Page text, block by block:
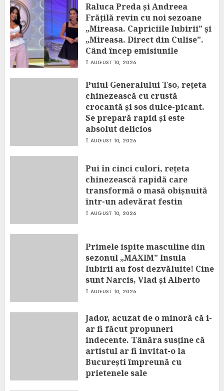
Raluca Preda și Andreea
Frățilă revin cu noi sezoane
„Mireasa. Capriciile Iubirii” și
„Mireasa. Direct din Culise”.
Când încep emisiunile
AUGUST 10, 2026
Puiul Generalului Tso, rețeta
chinezească cu crustă
crocantă și sos dulce-picant.
Se prepară rapid și este
absolut delicios
AUGUST 10, 2026
Pui în cinci culori, rețeta
chinezească rapidă care
transformă o masă obișnuită
într-un adevărat festin
AUGUST 10, 2026
Primele ispite masculine din
sezonul „MAXIM” Insula
Iubirii au fost dezvăluite! Cine
sunt Narcis, Vlad și Alberto
AUGUST 10, 2026
Jador, acuzat de o minoră că i-
ar fi făcut propuneri
indecente. Tânăra susține că
artistul ar fi invitat-o la
București împreună cu
prietenele sale